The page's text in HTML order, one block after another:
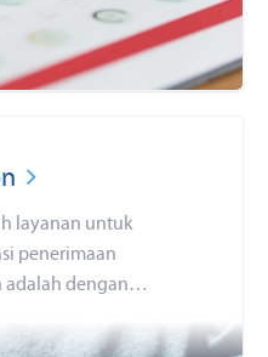
layanan untuk
penerimaan
adalah dengan
ini Perusahaan akan